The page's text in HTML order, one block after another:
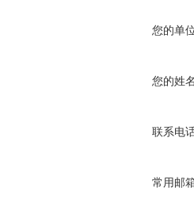
您的单
您的姓
联系电
常用邮